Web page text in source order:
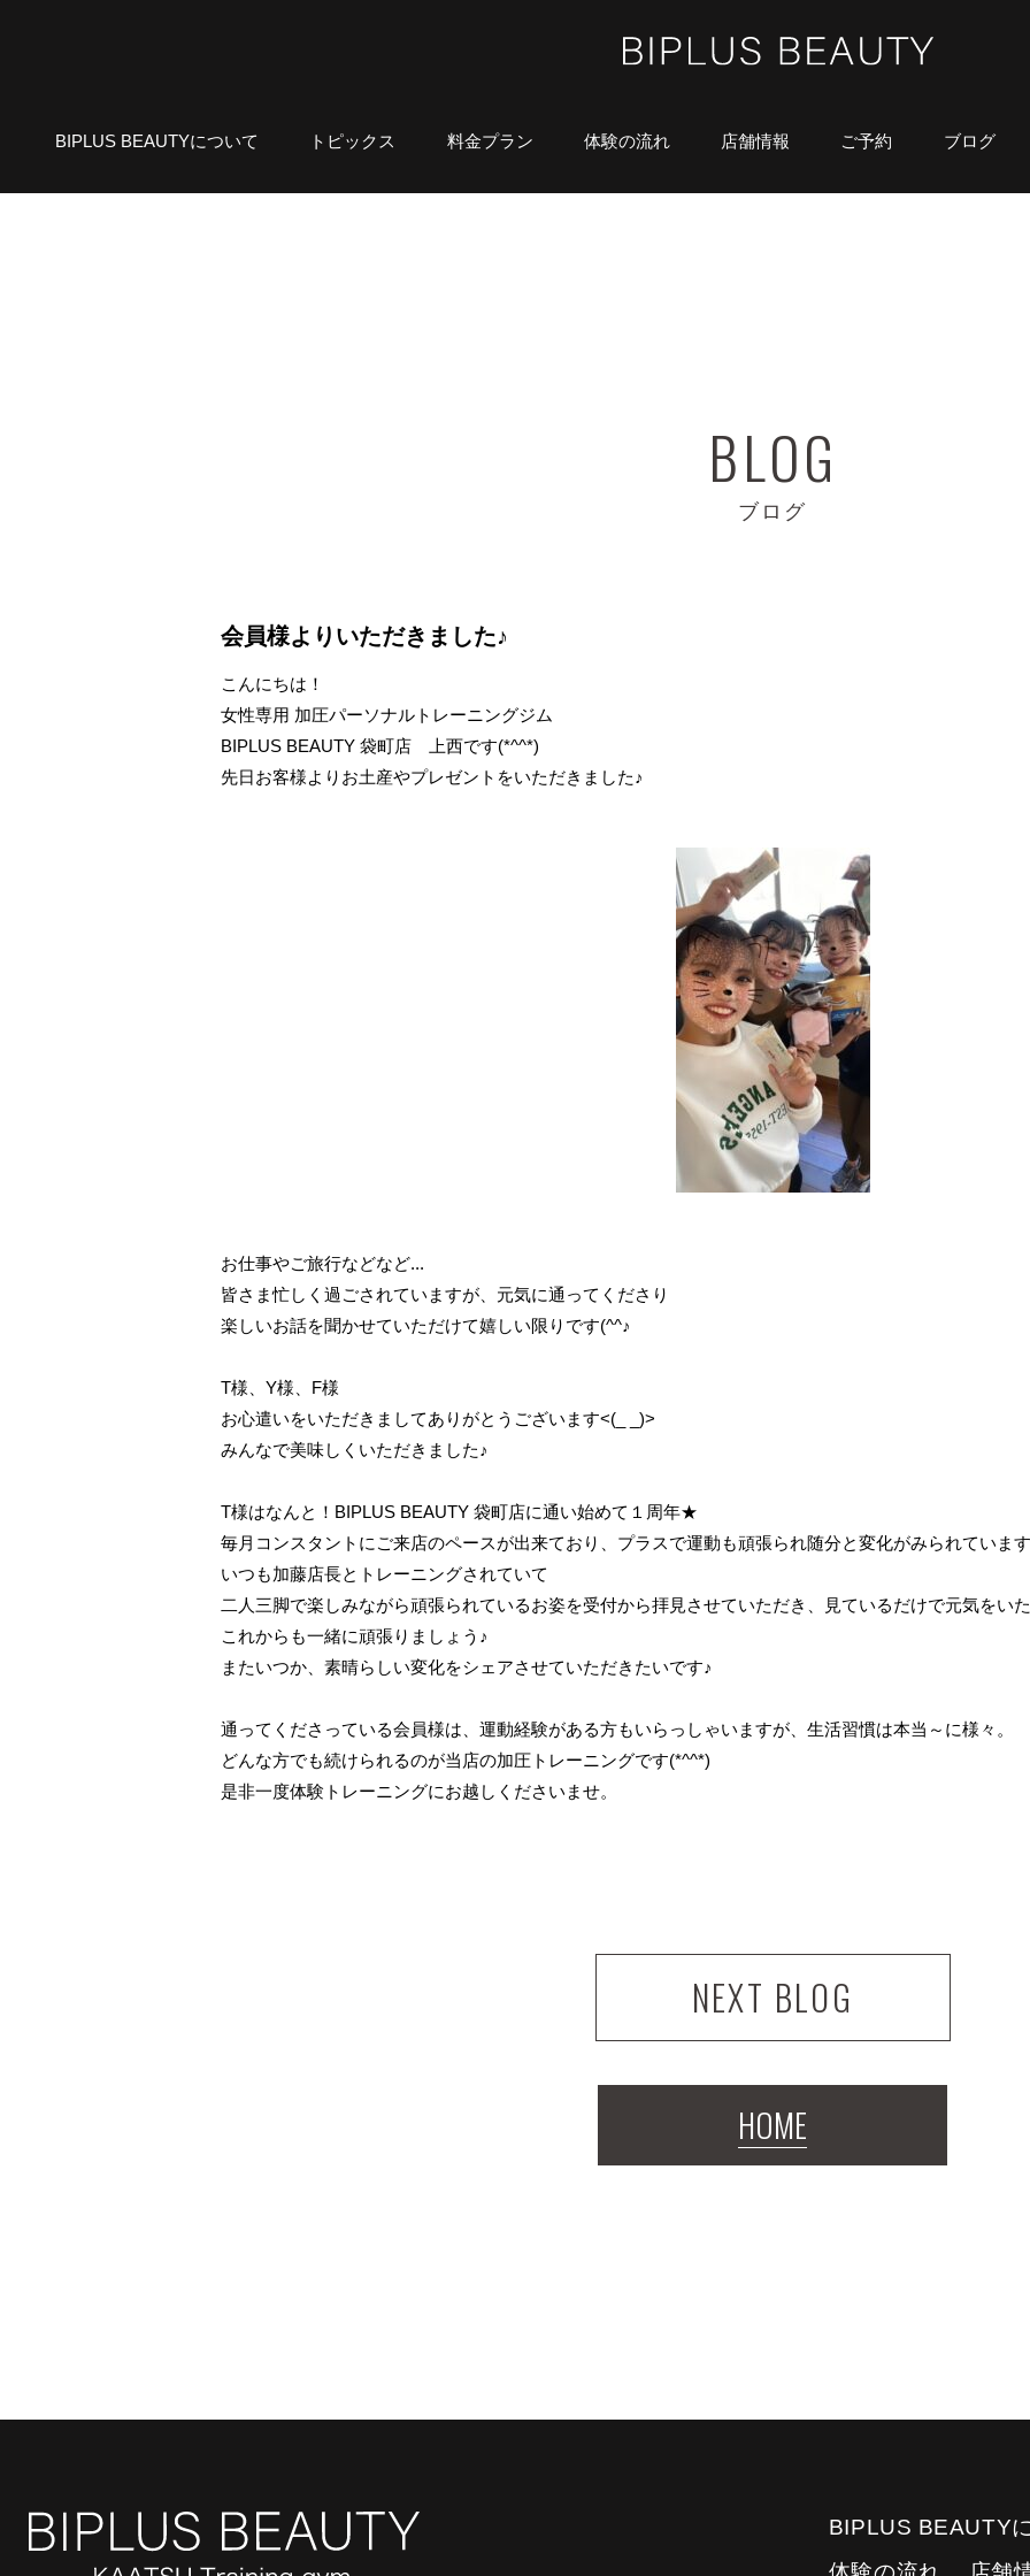
BIPLUS BEAUTYについて トピックス 料金プラン 体験の流れ 店舗情報 ご予約 ブログ
ブログ
会員様よりいただきました♪
こんにちは！
女性専用 加圧パーソナルトレーニングジム
BIPLUS BEAUTY 袋町店 上西です(*^^*)
先日お客様よりお土産やプレゼントをいただきました♪
お仕事やご旅行などなど...
皆さま忙しく過ごされていますが、元気に通ってくださり
楽しいお話を聞かせていただけて嬉しい限りです(^^♪
T様、Y様、F様
お心遣いをいただきましてありがとうございます<(_ _)>
みんなで美味しくいただきました♪
T様はなんと！BIPLUS BEAUTY 袋町店に通い始めて１周年★
毎月コンスタントにご来店のペースが出来ており、プラスで運動も頑張られ随分と変化がみられています
いつも加藤店長とトレーニングされていて
二人三脚で楽しみながら頑張られているお姿を受付から拝見させていただき、見ているだけで元気をい
これからも一緒に頑張りましょう♪
またいつか、素晴らしい変化をシェアさせていただきたいです♪
通ってくださっている会員様は、運動経験がある方もいらっしゃいますが、生活習慣は本当～に様々。
どんな方でも続けられるのが当店の加圧トレーニングです(*^^*)
是非一度体験トレーニングにお越しくださいませ。
NEXT BLOG
HOME
BIPLUS BEAUTY